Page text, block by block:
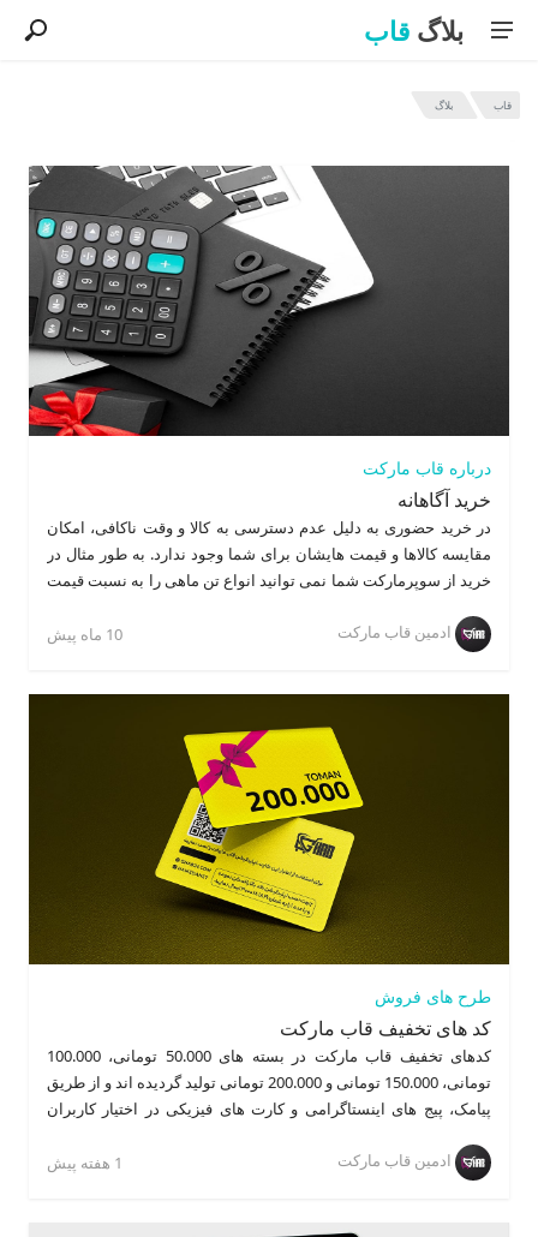
بلاگ قاب
قاب بلاگ
درباره قاب مارکت
خرید آگاهانه
در خرید حضوری به دلیل عدم دسترسی به کالا و وقت ناکافی، امکان
مقایسه کالاها و قیمت هایشان برای شما وجود ندارد. به طور مثال در
خرید از سوپرمارکت شما نمی توانید انواع تن ماهی را به نسبت قیمت
اینکار خارج از حوصله فروشنده می باشد. اما در قاب مارکت می توانید
با دقت و حوصله، بهترین و آگاهانه ترین خرید را در زمان مناسب داشته
ادمین قاب مارکت 10 ماه پیش
طرح های فروش
کد های تخفیف قاب مارکت
کدهای تخفیف قاب مارکت در بسته های 50.000 تومانی، 100.000
تومانی، 150.000 تومانی و 200.000 تومانی تولید گردیده اند و از طریق
پیامک، پیج های اینستاگرامی و کارت های فیزیکی در اختیار کاربران
استفاده می باشد. همچنین هر کد تخفیف دارای حداقل مبلغ خرید می
باشد که هنگام خرید قبل از مرحله پرداخت می بایست وارد شوند.
ادمین قاب مارکت 1 هفته پیش